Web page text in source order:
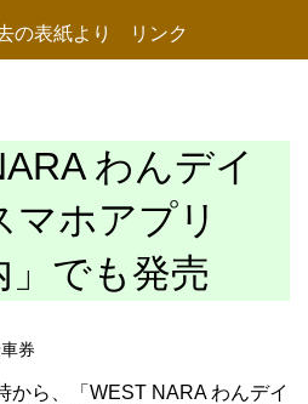
の表紙より リンク
わんデイ
マホアプリ
」でも発売
券
から、「WEST NARA わんデイ